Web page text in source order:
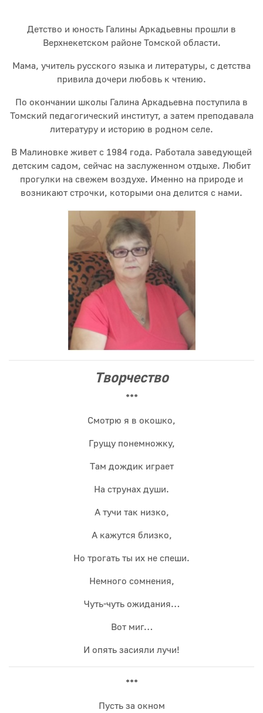
Детство и юность Галины Аркадьевны прошли в
Верхнекетском районе Томской области.
Мама, учитель русского языка и литературы, с детства
привила дочери любовь к чтению.
По окончании школы Галина Аркадьевна поступила в
Томский педагогический институт, а затем преподавала
литературу и историю в родном селе.
В Малиновке живет с 1984 года. Работала заведующей
детским садом, сейчас на заслуженном отдыхе. Любит
прогулки на свежем воздухе. Именно на природе и
возникают строчки, которыми она делится с нами.
Творчество
***
Смотрю я в окошко,
Грущу понемножку,
Там дождик играет
На струнах души.
А тучи так низко,
А кажутся близко,
Но трогать ты их не спеши.
Немного сомнения,
Чуть-чуть ожидания…
Вот миг…
И опять засияли лучи!
***
Пусть за окном